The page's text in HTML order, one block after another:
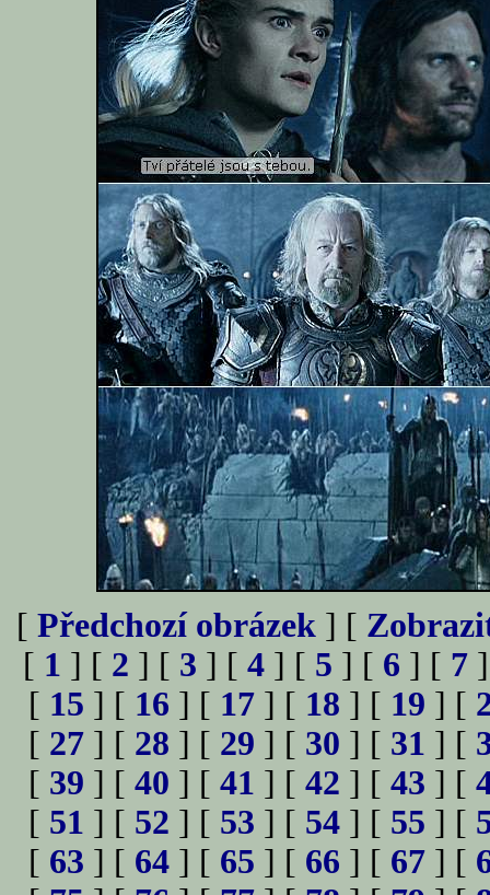
[ Předchozí obrázek ] [
[ 1 ] [ 2 ] [ 3 ] [ 4 ] [ 5 ] [ 6 ] [ 7
[ 15 ] [ 16 ] [ 17 ] [ 18 ] [ 19 ] [
[ 27 ] [ 28 ] [ 29 ] [ 30 ] [ 31 ] [
[ 39 ] [ 40 ] [ 41 ] [ 42 ] [ 43 ] [
[ 51 ] [ 52 ] [ 53 ] [ 54 ] [ 55 ] [
[ 63 ] [ 64 ] [ 65 ] [ 66 ] [ 67 ] [